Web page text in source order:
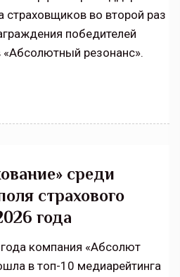
страховщиков во второй раз
победителей
«Абсолютный резонанс».
среди
страхового
года
компания «Абсолют
в топ-10 медиарейтинга